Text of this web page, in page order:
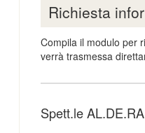
Richiesta
Compila il modulo per
verrà trasmessa
Spett.le